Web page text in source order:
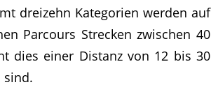
dreizehn Kategorien werden auf
Parcours Strecken zwischen 40
dies einer Distanz von 12 bis 30
sind.